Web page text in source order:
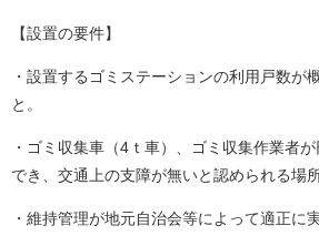
【設置の要件】
・設置するゴミステーションの利用戸数が
と。
・ゴミ収集車（4ｔ車）、ゴミ収集作業者
でき、交通上の支障が無いと認められる場
・維持管理が地元自治会等によって適正に